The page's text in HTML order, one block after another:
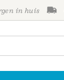
in huis